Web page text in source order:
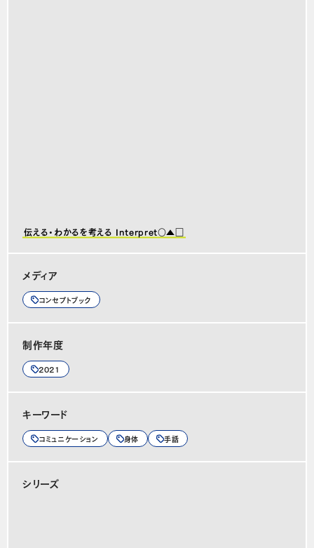
伝える・わかるを考える Interpret○▲□
メディア
コンセプトブック
制作年度
2021
キーワード
コミュニケーション 身体 手話
シリーズ